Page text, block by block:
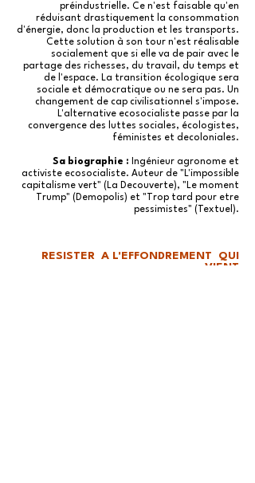
préindustrielle. Ce n'est faisable qu'en
réduisant drastiquement la consommation
d'énergie, donc la production et les transports.
Cette solution à son tour n'est réalisable
socialement que si elle va de pair avec le
partage des richesses, du travail, du temps et
de l'espace. La transition écologique sera
sociale et démocratique ou ne sera pas. Un
changement de cap civilisationnel s'impose.
L'alternative ecosocialiste passe par la
convergence des luttes sociales, écologistes,
féministes et decoloniales.
Sa biographie : Ingénieur agronome et
activiste ecosocialiste. Auteur de "L'impossible
capitalisme vert" (La Decouverte), "Le moment
Trump" (Demopolis) et "Trop tard pour etre
pessimistes" (Textuel).
RESISTER A L'EFFONDREMENT QUI
VIENT